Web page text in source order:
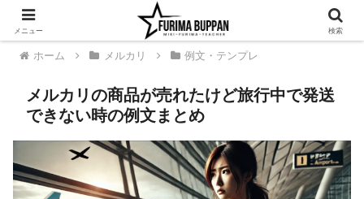
ホーム メルカリ 例文・テンプレ
メルカリの商品が売れたけど旅行中で発送
できない時の例文まとめ
メニュー 検索